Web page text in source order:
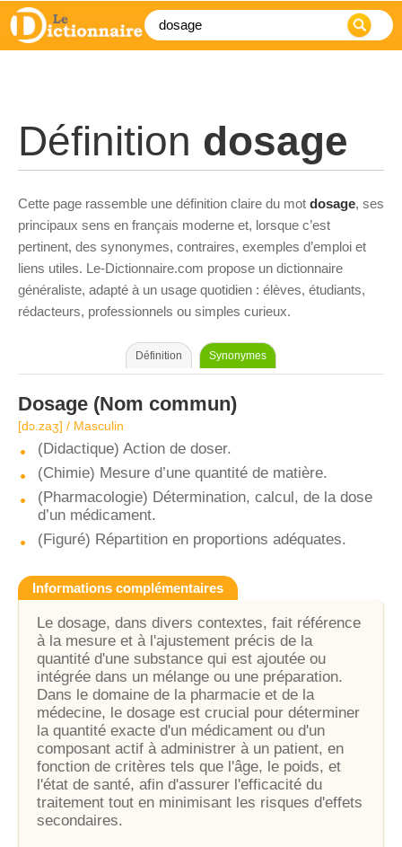
Définition dosage
Cette page rassemble une définition claire du mot dosage, ses
principaux sens en français moderne et, lorsque c’est
pertinent, des synonymes, contraires, exemples d’emploi et
liens utiles. Le-Dictionnaire.com propose un dictionnaire
généraliste, adapté à un usage quotidien : élèves, étudiants,
rédacteurs, professionnels ou simples curieux.
Définition Synonymes
Dosage (Nom commun)
[dɔ.zaʒ] / Masculin
(Didactique) Action de doser.
(Chimie) Mesure d’une quantité de matière.
(Pharmacologie) Détermination, calcul, de la dose
d’un médicament.
(Figuré) Répartition en proportions adéquates.
Informations complémentaires
Le dosage, dans divers contextes, fait référence
à la mesure et à l'ajustement précis de la
quantité d'une substance qui est ajoutée ou
intégrée dans un mélange ou une préparation.
Dans le domaine de la pharmacie et de la
médecine, le dosage est crucial pour déterminer
la quantité exacte d'un médicament ou d'un
composant actif à administrer à un patient, en
fonction de critères tels que l'âge, le poids, et
l'état de santé, afin d'assurer l'efficacité du
traitement tout en minimisant les risques d'effets
secondaires.